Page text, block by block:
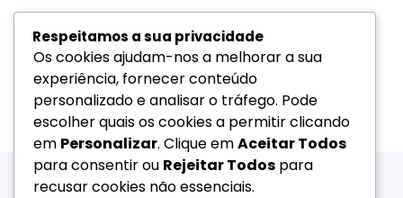
Respeitamos a sua privacidade
Os cookies ajudam-nos a melhorar a sua
experiência, fornecer conteúdo
personalizado e analisar o tráfego. Pode
escolher quais os cookies a permitir clicando
em Personalizar. Clique emAceitar Todos
para consentir ou Rejeitar Todos para
recusar cookies não essenciais.